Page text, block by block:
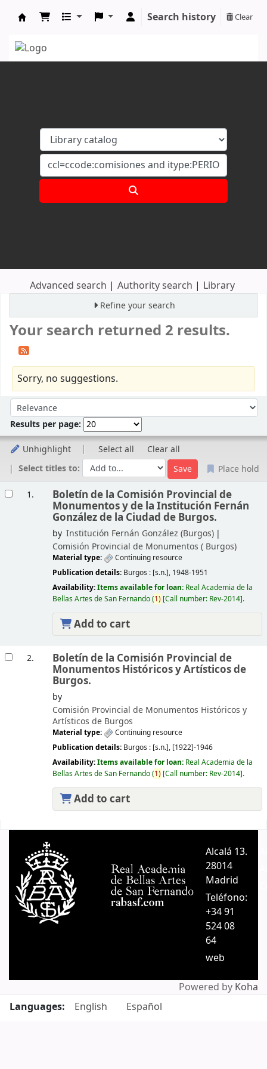
Search history Clear
Advanced search Authority search Library
Refine your search
Your search returned 2 results.
Sorry, no suggestions.
Sort by:
Results per page:
Unhighlight Select all
Clear all
Select titles to:
Place hold
1. Boletín de la Comisión Provincial de
Monumentos y de la Institución Fernán
González de la Ciudad de Burgos.
by Institución Fernán González (Burgos)
Comisión Provincial de Monumentos (Burgos)
Material type:
Continuing resource
Publication details: Burgos : [s.n.], 1948-1951
Availability:Items available for loan: Real Academia de la
Bellas Artes de San Fernando(1) Call number: Rev-2014 .
Add to cart
2. Boletín de la Comisión Provincial de
Monumentos Históricos y Artísticos de
Burgos.
by
Comisión Provincial de Monumentos Históricos y
Artísticos de Burgos
Material type:
Continuing resource
Publication details: Burgos : [s.n.], [1922]-1946
Availability:Items available for loan: Real Academia de la
Bellas Artes de San Fernando(1) Call number: Rev-2014 .
Add to cart
Alcalá 13.
28014
Madrid
Teléfono:
+34 91
524 08
64
web
Powered by Koha
Languages:
English Español